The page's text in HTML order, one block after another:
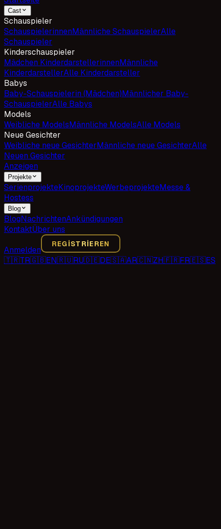
Cast
Schauspieler
SchauspielerinnenMännliche SchauspielerAlle
Schauspieler
Kinderschauspieler
Mädchen KinderdarstellerinnenMännliche
KinderdarstellerAlle Kinderdarsteller
Babys
Baby-Schauspielerin (Mädchen)Männlicher Baby-
SchauspielerAlle Babys
Models
Weibliche ModelsMännliche ModelsAlle Models
Neue Gesichter
Weibliche neue GesichterMännliche neue GesichterAlle
Neuen Gesichter
Anzeigen
Projekte
SerienprojekteKinoprojekteWerbeprojekteMesse &
Hostess
Blog
BlogNachrichtenAnkündigungen
KontaktÜber uns
Anmelden
REGISTRIEREN
🇹🇷TR🇬🇧EN🇷🇺RU🇩🇪DE🇸🇦AR🇨🇳ZH🇫🇷FR🇪🇸ES